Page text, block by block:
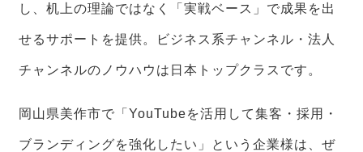
し、机上の理論ではなく「実戦ベース」で成果を出
せるサポートを提供。ビジネス系チャンネル・法人
チャンネルのノウハウは日本トップクラスです。
岡山県美作市で「YouTubeを活用して集客・採用・
ブランディングを強化したい」という企業様は、ぜ